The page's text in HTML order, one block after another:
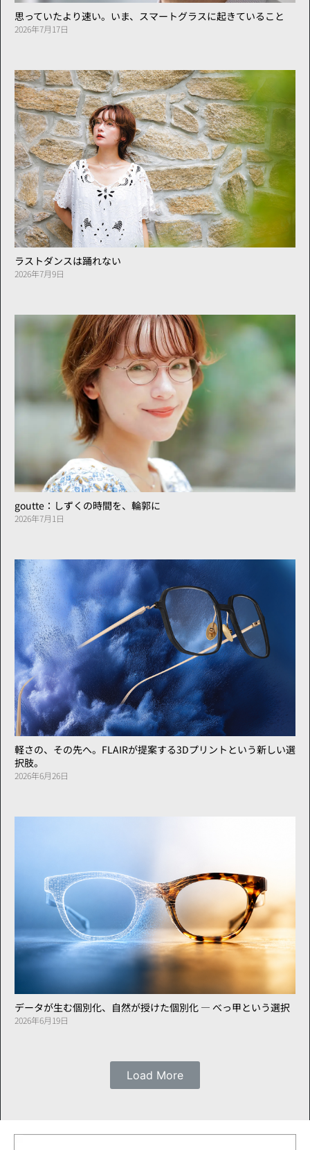
思っていたより速い。いま、スマートグラスに起きていること
2026年7月17日
ラストダンスは踊れない
2026年7月9日
goutte：しずくの時間を、輪郭に
2026年7月1日
軽さの、その先へ。FLAIRが提案する3Dプリントという新しい選
択肢。
2026年6月26日
データが生む個別化、自然が授けた個別化 ― べっ甲という選択
2026年6月19日
Load More